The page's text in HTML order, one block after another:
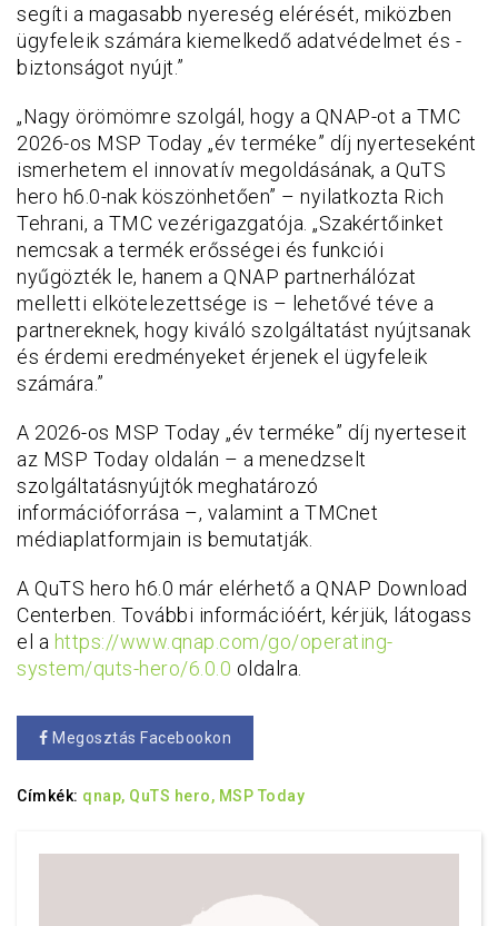
segíti a magasabb nyereség elérését, miközben
ügyfeleik számára kiemelkedő adatvédelmet és -
biztonságot nyújt.”
„Nagy örömömre szolgál, hogy a QNAP-ot a TMC
2026-os MSP Today „év terméke” díj nyerteseként
ismerhetem el innovatív megoldásának, a QuTS
hero h6.0-nak köszönhetően” – nyilatkozta Rich
Tehrani, a TMC vezérigazgatója. „Szakértőinket
nemcsak a termék erősségei és funkciói
nyűgözték le, hanem a QNAP partnerhálózat
melletti elkötelezettsége is – lehetővé téve a
partnereknek, hogy kiváló szolgáltatást nyújtsanak
és érdemi eredményeket érjenek el ügyfeleik
számára.”
A 2026-os MSP Today „év terméke” díj nyerteseit
az MSP Today oldalán – a menedzselt
szolgáltatásnyújtók meghatározó
információforrása –, valamint a TMCnet
médiaplatformjain is bemutatják.
A QuTS hero h6.0 már elérhető a QNAP Download
Centerben. További információért, kérjük, látogass
el a https://www.qnap.com/go/operating-
system/quts-hero/6.0.0 oldalra.
Megosztás Facebookon
Címkék: qnap, QuTS hero, MSP Today